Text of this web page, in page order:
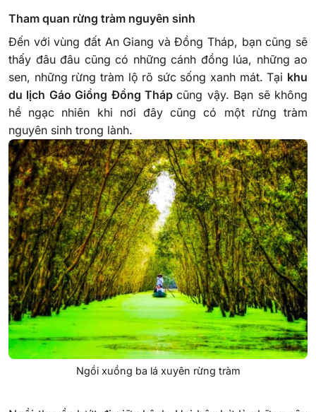
Tham quan rừng tràm nguyên sinh
Đến với vùng đất An Giang và Đồng Tháp, bạn cũng sẽ
thấy đâu đâu cũng có những cánh đồng lúa, những ao
sen, những rừng tràm lộ rõ sức sống xanh mát. Tại khu
du lịch Gáo Giồng Đồng Thápcũng vậy. Bạn sẽ không
hề ngạc nhiên khi nơi đây cũng có một rừng tràm
nguyên sinh trong lành.
Ngồi xuồng ba lá xuyên rừng tràm